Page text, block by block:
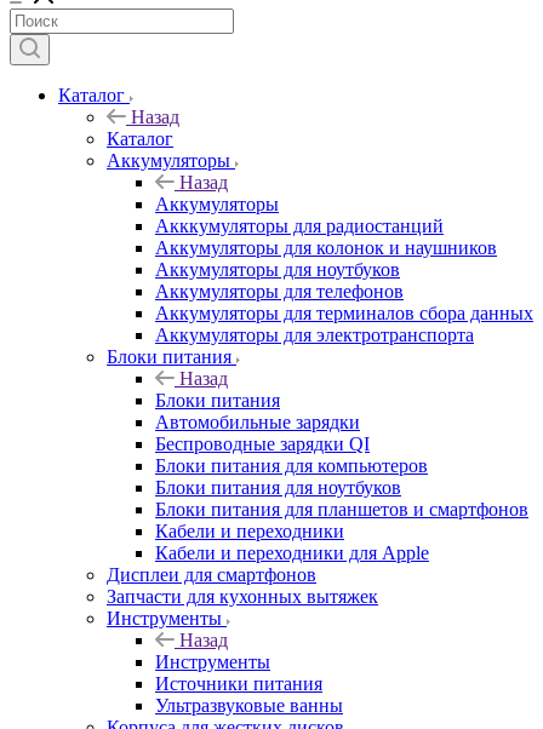
Каталог
Назад
Каталог
Аккумуляторы
Назад
Аккумуляторы
Акккумуляторы для радиостанций
Аккумуляторы для колонок и наушников
Аккумуляторы для ноутбуков
Аккумуляторы для телефонов
Аккумуляторы для терминалов сбора данных
Аккумуляторы для электротранспорта
Блоки питания
Назад
Блоки питания
Автомобильные зарядки
Беспроводные зарядки QI
Блоки питания для компьютеров
Блоки питания для ноутбуков
Блоки питания для планшетов и смартфонов
Кабели и переходники
Кабели и переходники для Apple
Дисплеи для смартфонов
Запчасти для кухонных вытяжек
Инструменты
Назад
Инструменты
Источники питания
Ультразвуковые ванны